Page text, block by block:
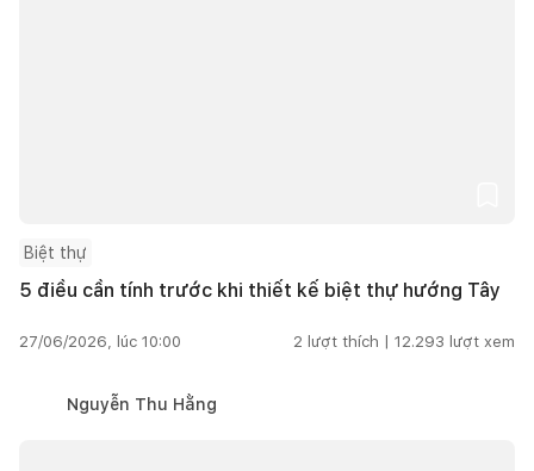
Biệt thự
5 điều cần tính trước khi thiết kế biệt thự hướng Tây
27/06/2026, lúc 10:00 2 lượt thích | 12.293 lượt xem
Nguyễn Thu Hằng